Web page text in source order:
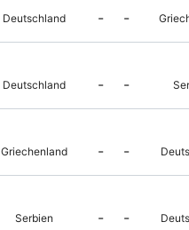
Deutschland - -
Deutschland - -
Griechenland - -
Serbien - -